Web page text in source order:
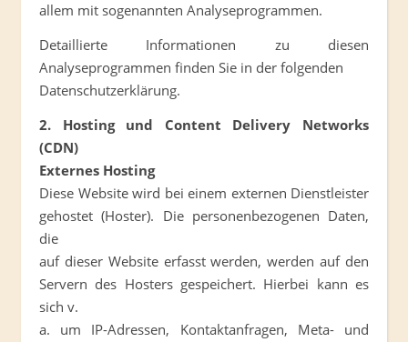
allem mit sogenannten Analyseprogrammen.
Detaillierte Informationen zu diesen
Analyseprogrammen finden Sie in der folgenden
Datenschutzerklärung.
2. Hosting und Content Delivery Networks
(CDN)
Externes Hosting
Diese Website wird bei einem externen Dienstleister
gehostet (Hoster). Die personenbezogenen Daten,
die
auf dieser Website erfasst werden, werden auf den
Servern des Hosters gespeichert. Hierbei kann es
sich v.
a. um IP-Adressen, Kontaktanfragen, Meta- und